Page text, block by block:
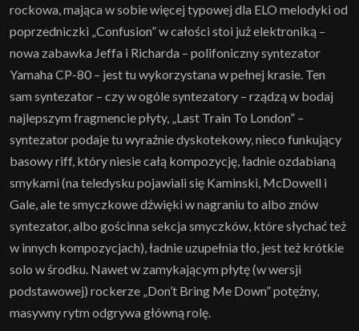
rockowa, mająca w sobie więcej typowej dla ELO melodyki od
poprzedniczki „Confusion” w całości stoi już elektroniką –
nowa zabawka Jeffa i Richarda – polifoniczny syntezator
Yamaha CP-80 – jest tu wykorzystana w pełnej krasie. Ten
sam syntezator – czy w ogóle syntezatory – rządzą w bodaj
najlepszym fragmencie płyty, „Last Train To London” –
syntezator podaje tu wyraźnie dyskotekowy, nieco funkujący
basowy riff, który niesie całą kompozycję, ładnie ozdabianą
smykami (na teledysku pojawiali się Kaminski, McDowell i
Gale, ale te smyczkowe dźwięki w nagraniu to albo znów
syntezator, albo gościnna sekcja smyczków, które słychać też
w innych kompozycjach), ładnie uzupełnia tło, jest też krótkie
solo w środku. Nawet w zamykającym płytę (w wersji
podstawowej) rockerze „Don’t Bring Me Down” potężny,
masywny rytm odgrywa główną rolę.